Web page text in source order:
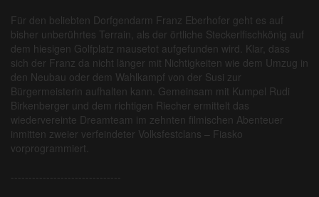
Für den beliebten Dorfgendarm Franz Eberhofer geht es auf
bisher unberührtes Terrain, als der örtliche Steckerlfischkönig auf
dem hiesigen Golfplatz mausetot aufgefunden wird. Klar, dass
sich der Franz da nicht länger mit Nichtigkeiten wie dem Umzug in
den Neubau oder dem Wahlkampf von der Susi zur
Bürgermeisterin aufhalten kann. Gemeinsam mit Kumpel Rudi
Birkenberger und dem richtigen Riecher ermittelt das
wiedervereinte Dreamteam im zehnten filmischen Abenteuer
inmitten zweier verfeindeter Volksfestclans – Fiasko
vorprogrammiert.
-------------------------------